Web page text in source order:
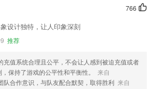
766
设计独特，让人印象深刻
推荐
充值系统合理且公平，不会让人感到被迫充值或者
保持了游戏的公平性和平衡性。
来自
队合作意识，与队友配合默契，取得胜利 来自